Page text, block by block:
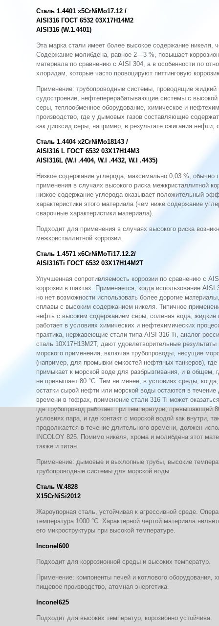
Сталь 1.4401 x5CrNiMo17.12 /
AISI316 ГОСТ 6532 03X17Н14М2
AISI316 (W.1.4401)
Эта марка стали имеет более высокое содержание никеля,
Содержание молибдена, равное 2—3 %, повышает
материала по сравнению с AISI 304, а в особенности по
хлоридам, которые часто провоцируют питтинговую
Применение: трубопроводные системы, проводящие жидкий
судостроение, нефтеперерабатывающие системы с высокой
серы, теплообменное обо­рудование, химическое и
производство, где у дымовых газов составляющие
как диоксид серы, например, в результате сжигания нефти,
Сталь 1.4404 x2CrNiMo18143 /
AISI316 L ГОСТ 6532 03X17H14M3
AISI316L (W.I .4404, W.I .4432, W.I .4435)
Низкое содержание углерода, максимально 0,03 %, обычно
применения в случаях высокого риска межкристаллитной
низкое содержание углерода оказывает положительный
характеристики этого материала (чем ниже содержание
сварочные характери­стики материала).
Подходит для применения в случаях высокого риска
межкристаллитной коррозии.
Сталь 1.4571 x6CrNiMoTi17.12.2/
AISI316Ti ГОСТ 6532 03X17Н14М2Т
Улучшенная сопротивляемость коррозии по сравнению с
коррозии в шахтах. Применяется, когда использование AISI
но нет возможности использовать более дорогие
сплавы с высоким содержанием никеля. Типичное
нефть с высоким содержанием серы, соленая вода, жидкие
работает в условиях химических и нефтехимических
практика, нержавеющие стали типа AISI 316 Ti, аналог
сталь 10X17Н13М2Т, дают удовлетворительные
морского применения, включая трубо­проводы, несущие
(например, для промывки емкостей нефтяных танкеров), где
примыкает к морской воде для разбрызгивания, и в общем,
не превышает 80 °С. Тем не менее, в условиях среды,
остатки сырой нефти или морской воды остаются в течение
времени в гофрах, применение стали 316 Ti может
где трубопровод работает при температуре, превышающей
условиях пара, и где контакт с морской водой как внутри,
продолжается в течение длительного времени, должен
INCOLOY 825. Помимо никеля, хрома и молибдена этот
также и титан.
Применение: дымовые и выхлопные трубы, высокие
трубопроводные системы для морской воды.
Сталь W.4828
X15CrNiSi2012
Жароупорная сталь, устойчивая к агрессивной среде.
температура 1000 °С. Характерной чертой материала
его микроструктуры при высокой температуре.
Inconel600
Подходит для коррозионной среды и высоких температур.
Применение: компоненты печей и котлового оборудова­ния,
пищевое производство, атомная энергетика.
Inconel625
Подходит для высоких температур, корозионно устойчива.